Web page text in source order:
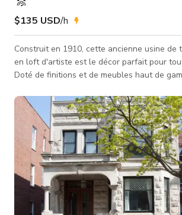
$135 USD/h
Construit en 1910, cette ancienne usine de
en loft d'artiste est le décor parfait pour
Doté de finitions et de meubles haut de
principale, une cuisine complète, une
bain adaptées à tout type de séance
de lumière naturelle, les fenêtres
sur un parc privé. Autres objets